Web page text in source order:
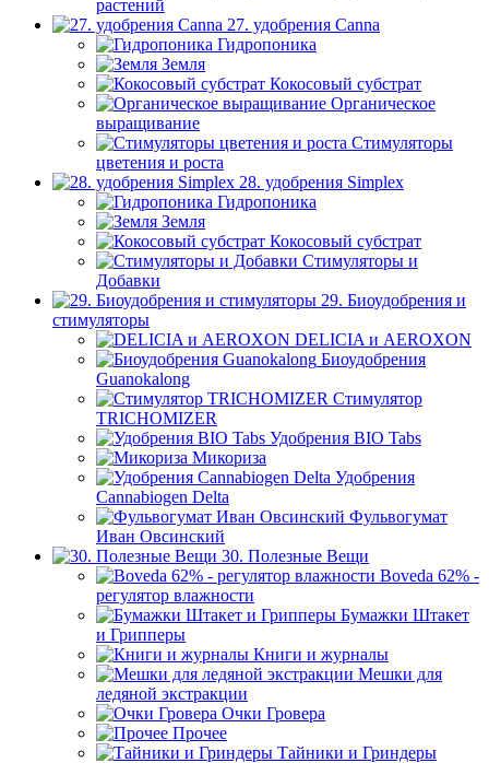
растений
27. удобрения Canna
Гидропоника
Земля
Кокосовый субстрат
Органическое
выращивание
Стимуляторы
цветения и роста
28. удобрения Simplex
Гидропоника
Земля
Кокосовый субстрат
Стимуляторы и
Добавки
29. Биоудобрения и
стимуляторы
DELICIA и AEROXON
Биоудобрения
Guanokalong
Стимулятор
TRICHOMIZER
Удобрения BIO Tabs
Микориза
Удобрения
Cannabiogen Delta
Фульвогумат
Иван Овсинский
30. Полезные Вещи
Boveda 62% -
регулятор влажности
Бумажки Штакет
и Грипперы
Книги и журналы
Мешки для
ледяной экстракции
Очки Гровера
Прочее
Тайники и Гриндеры